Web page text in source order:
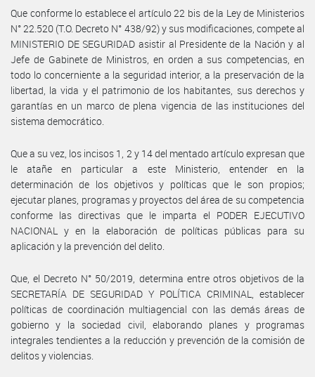
Que conforme lo establece el artículo 22 bis de la Ley de Ministerios
N° 22.520 (T.O. Decreto N° 438/92) y sus modificaciones, compete al
MINISTERIO DE SEGURIDAD asistir al Presidente de la Nación y al
Jefe de Gabinete de Ministros, en orden a sus competencias, en
todo lo concerniente a la seguridad interior, a la preservación de la
libertad, la vida y el patrimonio de los habitantes, sus derechos y
garantías en un marco de plena vigencia de las instituciones del
sistema democrático.
Que a su vez, los incisos 1, 2 y 14 del mentado artículo expresan que
le atañe en particular a este Ministerio, entender en la
determinación de los objetivos y políticas que le son propios;
ejecutar planes, programas y proyectos del área de su competencia
conforme las directivas que le imparta el PODER EJECUTIVO
NACIONAL y en la elaboración de políticas públicas para su
aplicación y la prevención del delito.
Que, el Decreto N° 50/2019, determina entre otros objetivos de la
SECRETARÍA DE SEGURIDAD Y POLÍTICA CRIMINAL, establecer
políticas de coordinación multiagencial con las demás áreas de
gobierno y la sociedad civil, elaborando planes y programas
integrales tendientes a la reducción y prevención de la comisión de
delitos y violencias.